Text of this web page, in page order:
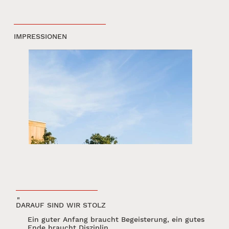
IMPRESSIONEN
"
Ein guter Anfang braucht Begeisterung, ein gutes
DARAUF SIND WIR STOLZ